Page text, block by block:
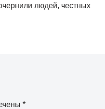
людей, честных
*